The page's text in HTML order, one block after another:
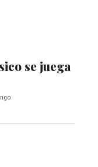
se juega